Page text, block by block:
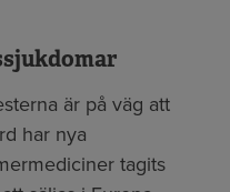
är på väg att
har nya
tagits